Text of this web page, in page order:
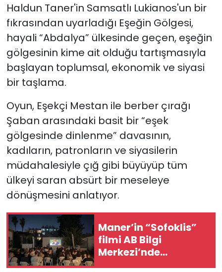
Haldun Taner'in Samsatlı Lukianos'un bir
fıkrasından uyarladığı Eşeğin Gölgesi,
hayali “Abdalya” ülkesinde geçen, eşeğin
gölgesinin kime ait olduğu tartışmasıyla
başlayan toplumsal, ekonomik ve siyasi
bir taşlama.
Oyun, Eşekçi Mestan ile berber çırağı
Şaban arasındaki basit bir “eşek
gölgesinde dinlenme” davasının,
kadıların, patronların ve siyasilerin
müdahalesiyle çığ gibi büyüyüp tüm
ülkeyi saran absürt bir meseleye
dönüşmesini anlatıyor.
Maner’in “Sofoklis”
filmi AB Bilgi
Merkezi’nde
gösterildi